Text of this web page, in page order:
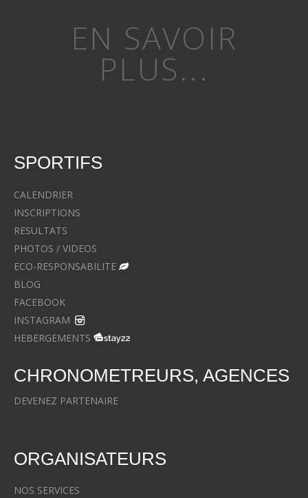
EN SAVOIR
PLUS...
SPORTIFS
CALENDRIER
INSCRIPTIONS
RESULTATS
PHOTOS / VIDEOS
ECO-RESPONSABILITE
BLOG
FACEBOOK
INSTAGRAM
HEBERGEMENTS
CHRONOMETREURS, AGENCES
DEVENEZ PARTENAIRE
ORGANISATEURS
NOS SERVICES